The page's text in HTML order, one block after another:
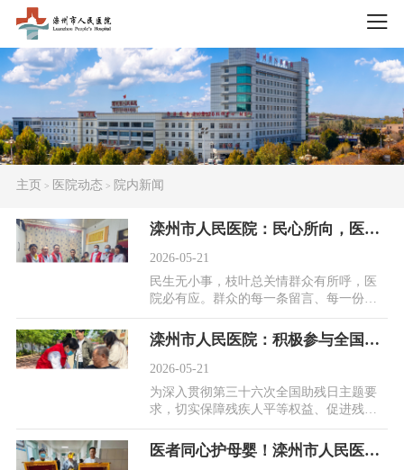
主页 > 医院动态 > 院内新闻
滦州市人民医院：民心所向，医心必达，一条留言开启暖心义诊，温情暖民心
2026-05-21
民生无小事，枝叶总关情群众有所呼，医
院必有应。群众的每一条留言、每一份期
盼，都是医者前行的方向，更是医院践行
初心使命的动...
​滦州市人民医院：积极参与全国助残日活动，康复科走进截瘫疗养院开展专项义诊
2026-05-21
为深入贯彻第三十六次全国助残日主题要
求，切实保障残疾人平等权益、促进残疾
人融合发展，5月19日上午，滦州市人民医
院积极响应滦...
医者同心护母婴！滦州市人民医院成功为孕28周患者实施踝关节骨折修复手术